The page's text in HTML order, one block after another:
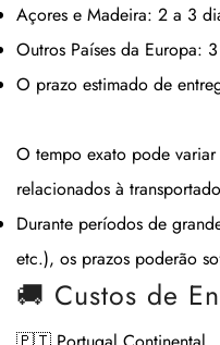
Açores e Madeira: 2 a 3
Outros Países da Europa:
O prazo estimado de
O tempo exato pode
relacionados à
Durante períodos de
etc.), os prazos poderão
🚚 Custos de